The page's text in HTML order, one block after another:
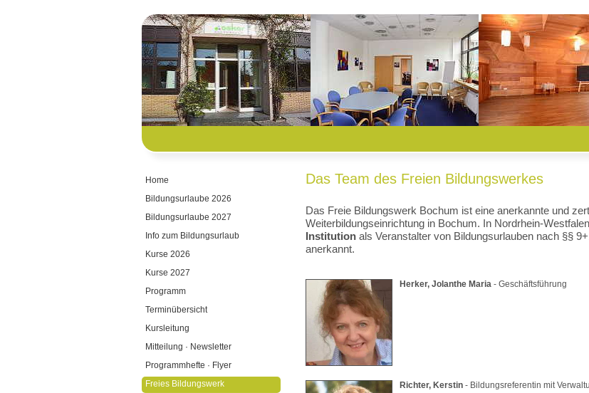
Home
Bildungsurlaube 2026
Bildungsurlaube 2027
Info zum Bildungsurlaub
Kurse 2026
Kurse 2027
Programm
Terminübersicht
Kursleitung
Mitteilung · Newsletter
Programmhefte · Flyer
Freies Bildungswerk
Das Team des Freien Bildungswerkes
Das Freie Bildungswerk Bochum ist eine anerkannte und
Weiterbildungseinrichtung in Bochum. In Nordrhein-
Institution als Veranstalter von Bildungsurlauben nach §§
anerkannt.
Herker, Jolanthe Maria - Geschäftsführung
Richter, Kerstin - Bildungsreferentin mit